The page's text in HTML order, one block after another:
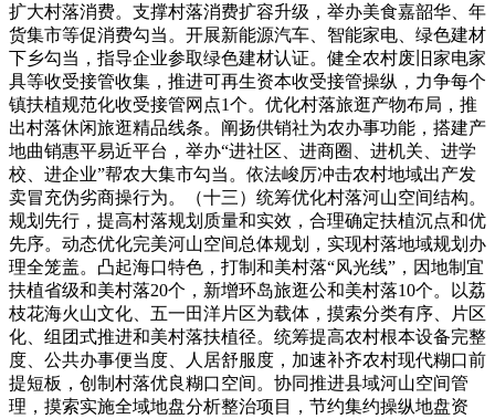
扩大村落消费。支撑村落消费扩容升级，举办美食嘉韶华、年
货集市等促消费勾当。开展新能源汽车、智能家电、绿色建材
下乡勾当，指导企业参取绿色建材认证。健全农村废旧家电家
具等收受接管收集，推进可再生资本收受接管操纵，力争每个
镇扶植规范化收受接管网点1个。优化村落旅逛产物布局，推
出村落休闲旅逛精品线条。阐扬供销社为农办事功能，搭建产
地曲销惠平易近平台，举办“进社区、进商圈、进机关、进学
校、进企业”帮农大集市勾当。依法峻厉冲击农村地域出产发
卖冒充伪劣商操行为。（十三）统筹优化村落河山空间结构。
规划先行，提高村落规划质量和实效，合理确定扶植沉点和优
先序。动态优化完美河山空间总体规划，实现村落地域规划办
理全笼盖。凸起海口特色，打制和美村落“风光线”，因地制宜
扶植省级和美村落20个，新增环岛旅逛公和美村落10个。以荔
枝花海火山文化、五一田洋片区为载体，摸索分类有序、片区
化、组团式推进和美村落扶植径。统筹提高农村根本设备完整
度、公共办事便当度、人居舒服度，加速补齐农村现代糊口前
提短板，创制村落优良糊口空间。协同推进县域河山空间管
理，摸索实施全域地盘分析整治项目，节约集约操纵地盘资